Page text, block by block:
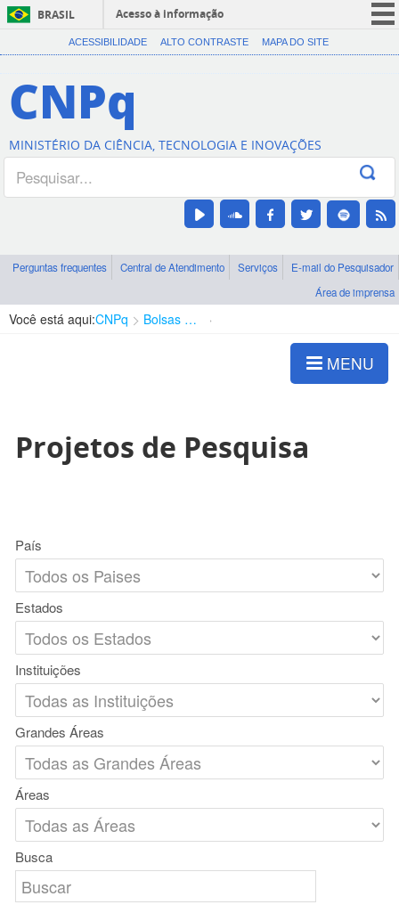
BRASIL
Acesso à informação
CORONAVÍRUS (COVID-19)
Canais
ACESSIBILIDADE ALTO CONTRASTE MAPA DO SITE
CNPq
MINISTÉRIO DA CIÊNCIA, TECNOLOGIA E INOVAÇÕES
Perguntas frequentes Central de Atendimento Serviços
E-mail do Pesquisador
Área de imprensa
Você está aqui:CNPq Bolsas e Auxílios Vigentes
MENU
Projetos de Pesquisa
País
Estados
Instituições
Grandes Áreas
Áreas
Busca